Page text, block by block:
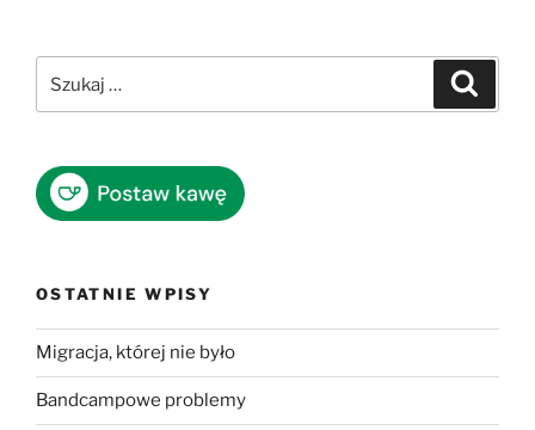
OSTATNIE WPISY
Migracja, której nie było
Bandcampowe problemy